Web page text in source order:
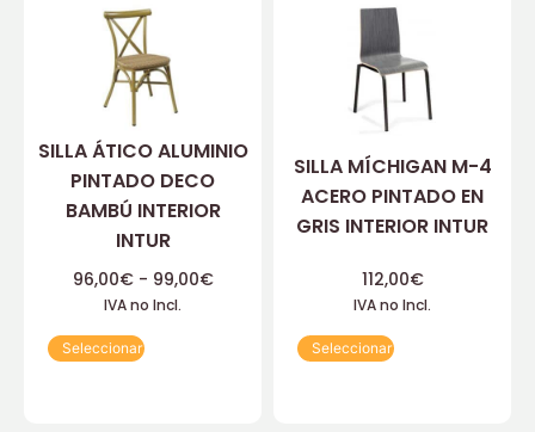
SILLA ÁTICO ALUMINIO
PINTADO DECO
BAMBÚ INTERIOR
INTUR
96,00€ - 99,00€
IVA no Incl.
Seleccionar
SILLA MÍCHIGAN M-4
ACERO PINTADO EN
GRIS INTERIOR INTUR
112,00€
IVA no Incl.
Seleccionar